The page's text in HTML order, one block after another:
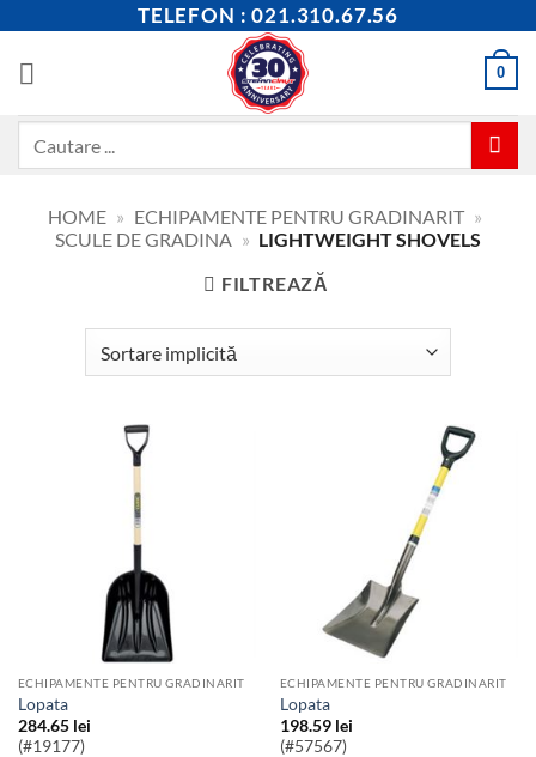
content
TELEFON : 021.310.67.56
0
HOME » ECHIPAMENTE PENTRU GRADINARIT »
SCULE DE GRADINA » LIGHTWEIGHT SHOVELS
FILTREAZĂ
ECHIPAMENTE PENTRU GRADINARIT
Lopata
284.65 lei
(#19177)
ECHIPAMENTE PENTRU GRADINARIT
Lopata
198.59 lei
(#57567)